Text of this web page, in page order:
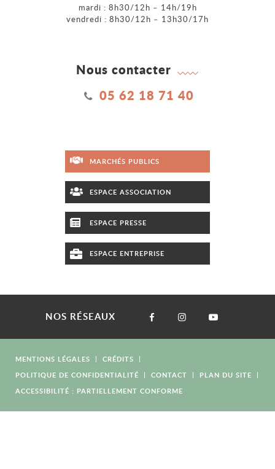
mardi : 8h30/12h – 14h/19h
vendredi : 8h30/12h – 13h30/17h
Nous contacter
05 62 18 71 40
MARCHÉS PUBLICS
ESPACE ASSOCIATION
ESPACE PRESSE
ESPACE ENTREPRISE
NOS RÉSEAUX
MENTIONS LÉGALES
CRÉDITS
POLITIQUE DE CONFIDENTIALITÉ
CONTACT
PLAN DU SITE
ACCESSIBILITÉ : PARTIELLEMENT CONFORME